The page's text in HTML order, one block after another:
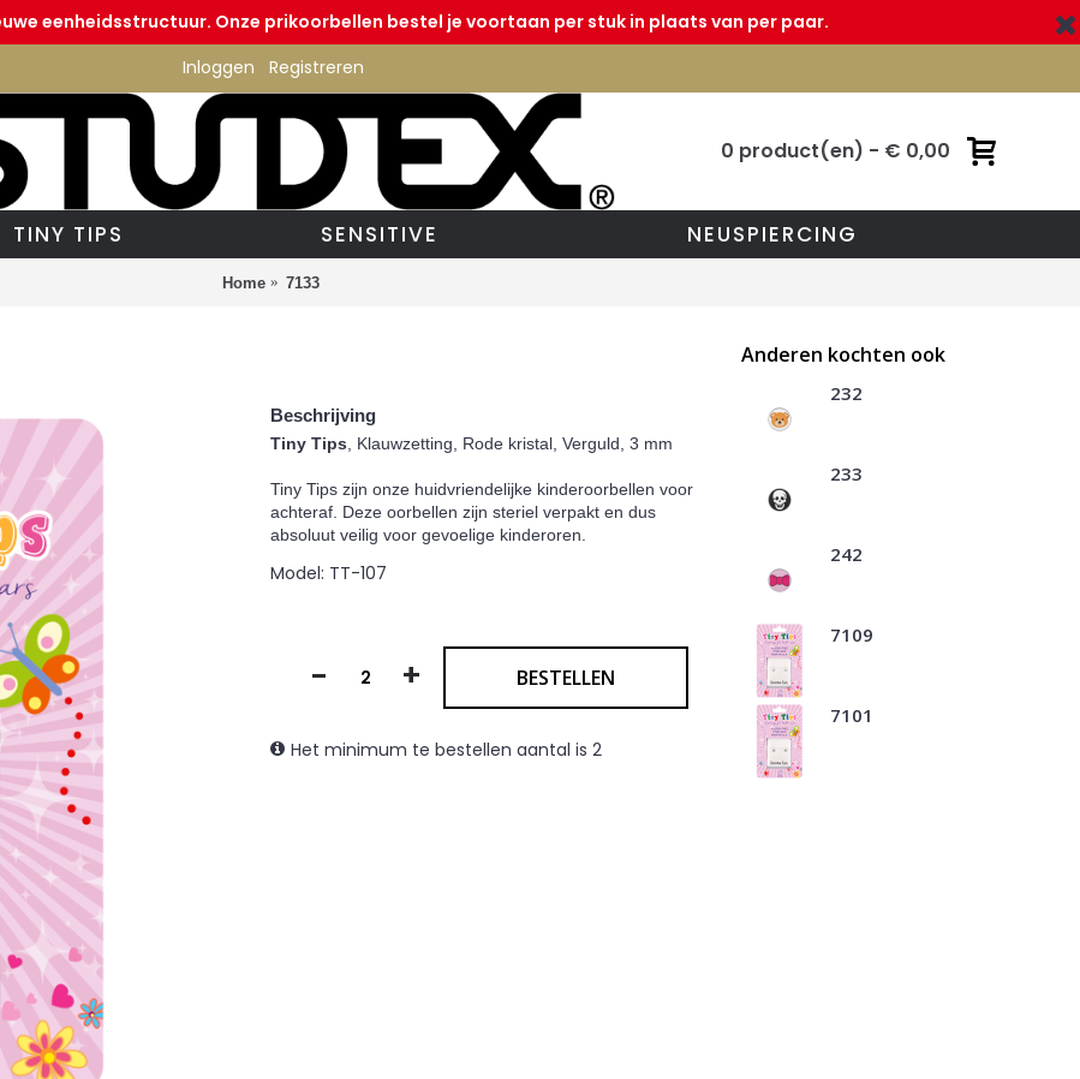
eenheidsstructuur. Onze prikoorbellen bestel je voortaan per stuk in plaats van per paar.
Inloggen
Registreren
0 product(en) - € 0,00
TINY TIPS SENSITIVE NEUSPIERCING
Home 7133
Anderen kochten ook
232
233
242
7109
7101
Beschrijving
Tiny Tips , Klauwzetting, Rode kristal, Verguld, 3 mm
Tiny Tips zijn onze huidvriendelijke kinderoorbellen voor
achteraf. Deze oorbellen zijn steriel verpakt en dus
absoluut veilig voor gevoelige kinderoren.
Model: TT-107
- + BESTELLEN
Het minimum te bestellen aantal is 2